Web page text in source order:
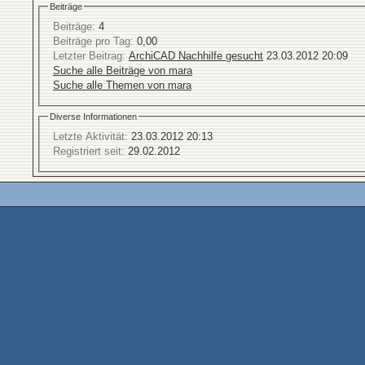
Beiträge
Beiträge: 4
Beiträge pro Tag: 0,00
Letzter Beitrag: ArchiCAD Nachhilfe gesucht 23.03.2012 20:09
Suche alle Beiträge von mara
Suche alle Themen von mara
Diverse Informationen
Letzte Aktivität: 23.03.2012 20:13
Registriert seit: 29.02.2012